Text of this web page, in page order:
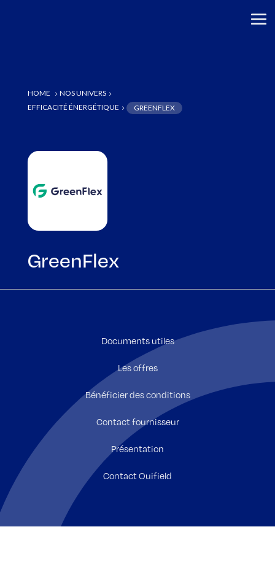
HOME 5 NOS UNIVERS5
EFFICACITÉ ÉNERGÉTIQUE 5 GREENFLEX
GreenFlex
Documents utiles
Les offres
Bénéficier des conditions
Contact fournisseur
Présentation
Contact Ouifield